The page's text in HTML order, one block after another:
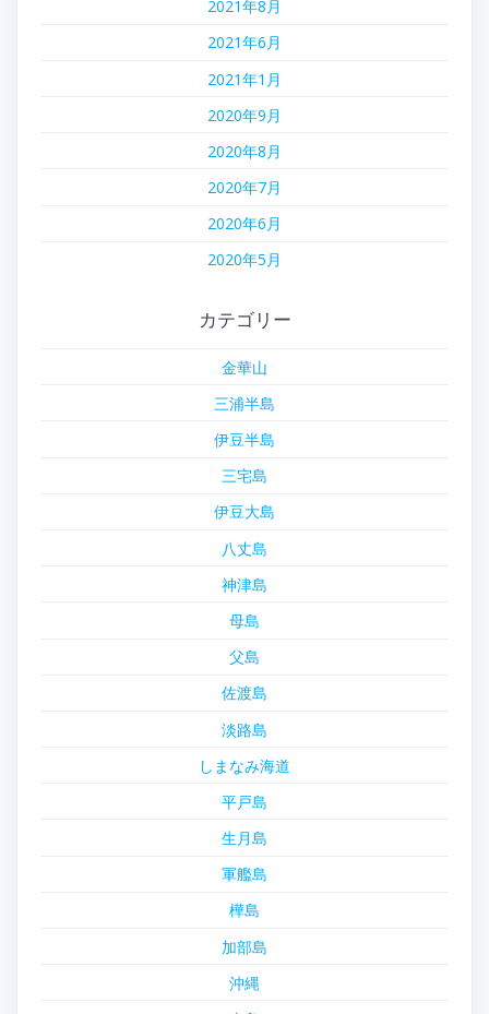
2021年8月
2021年6月
2021年1月
2020年9月
2020年8月
2020年7月
2020年6月
2020年5月
カテゴリー
金華山
三浦半島
伊豆半島
三宅島
伊豆大島
八丈島
神津島
母島
父島
佐渡島
淡路島
しまなみ海道
平戸島
生月島
軍艦島
樺島
加部島
沖縄